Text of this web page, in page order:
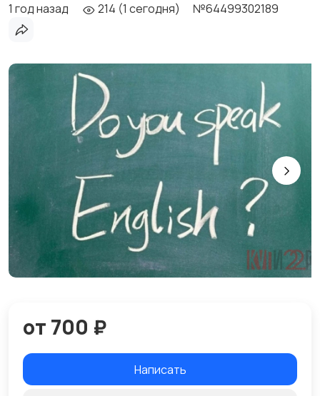
1 год назад 214 (1 сегодня) №64499302189
от 700 ₽
Написать